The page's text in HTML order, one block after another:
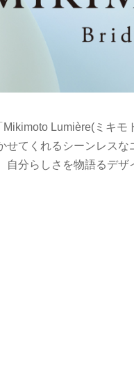
Lumière(ミキモ
てくれるシーンレスな
分らしさを物語るデザ